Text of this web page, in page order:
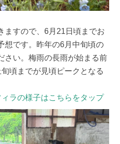
ますので、6月21日頃までお
想です。昨年の6月中旬頃の
さい。梅雨の長雨が始まる前
頃までが見頃ピークとなる
ラの様子はこちらをタップ